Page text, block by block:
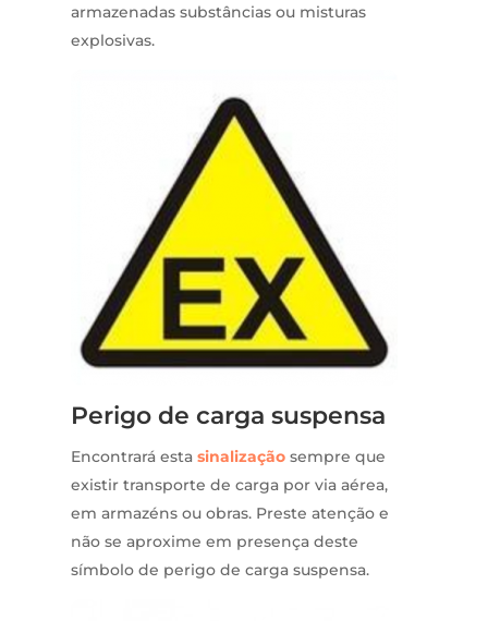
armazenadas substâncias ou misturas
explosivas.
Perigo de carga suspensa
Encontrará esta sinalização sempre que
existir transporte de carga por via aérea,
em armazéns ou obras. Preste atenção e
não se aproxime em presença deste
símbolo de perigo de carga suspensa.